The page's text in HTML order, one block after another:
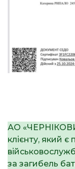
АО
клієнту, який
за загибель